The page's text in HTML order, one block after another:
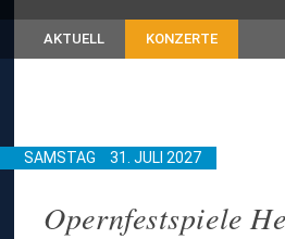
AKTUELL KONZERTE
SAMSTAG 31. JULI 2027
Opernfestspiele